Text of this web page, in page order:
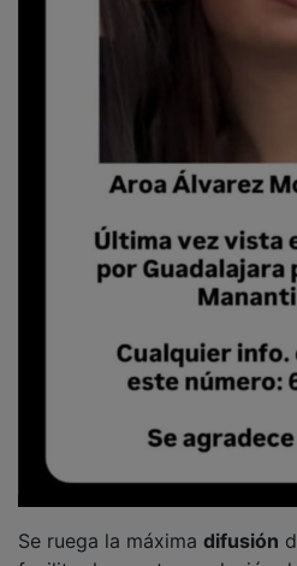
facilitar la pronta resolución